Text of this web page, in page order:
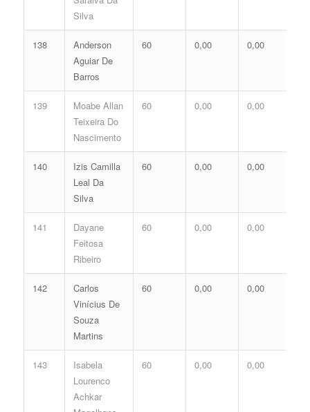
Silva
138
Anderson
Aguiar De
Barros
60 0,00 0,00
139
Moabe Allan
Teixeira Do
Nascimento
60 0,00 0,00
140
Izis Camilla
Leal Da
Silva
60 0,00 0,00
141
Dayane
Feitosa
Ribeiro
60 0,00 0,00
142
Carlos
Vinícius De
Souza
Martins
60 0,00 0,00
143
Isabela
Lourenco
Achkar
60 0,00 0,00